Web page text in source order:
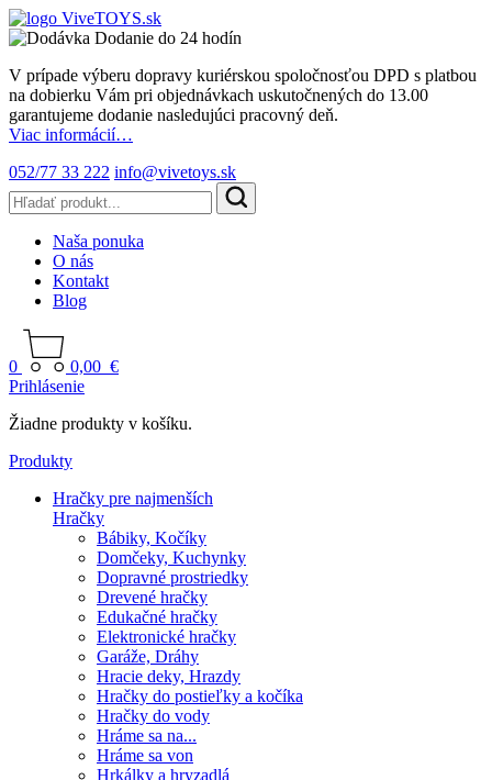
Dodanie do 24 hodín
V prípade výberu dopravy kuriérskou spoločnosťou DPD s platbou
na dobierku Vám pri objednávkach uskutočnených do 13.00
garantujeme dodanie nasledujúci pracovný deň.
Viac informácií…
052/77 33 222 info@vivetoys.sk
Naša ponuka
O nás
Kontakt
Blog
0 0,00 €
Prihlásenie
Žiadne produkty v košíku.
Produkty
Hračky pre najmenších
Hračky
Bábiky, Kočíky
Domčeky, Kuchynky
Dopravné prostriedky
Drevené hračky
Edukačné hračky
Elektronické hračky
Garáže, Dráhy
Hracie deky, Hrazdy
Hračky do postieľky a kočíka
Hračky do vody
Hráme sa na...
Hráme sa von
Hrkálky a hryzadlá